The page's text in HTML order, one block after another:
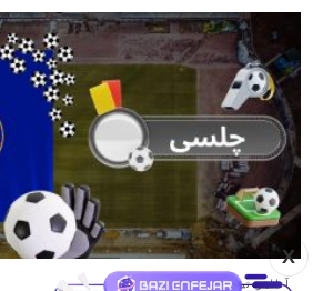
X
آنالیز تیم های فوتبال